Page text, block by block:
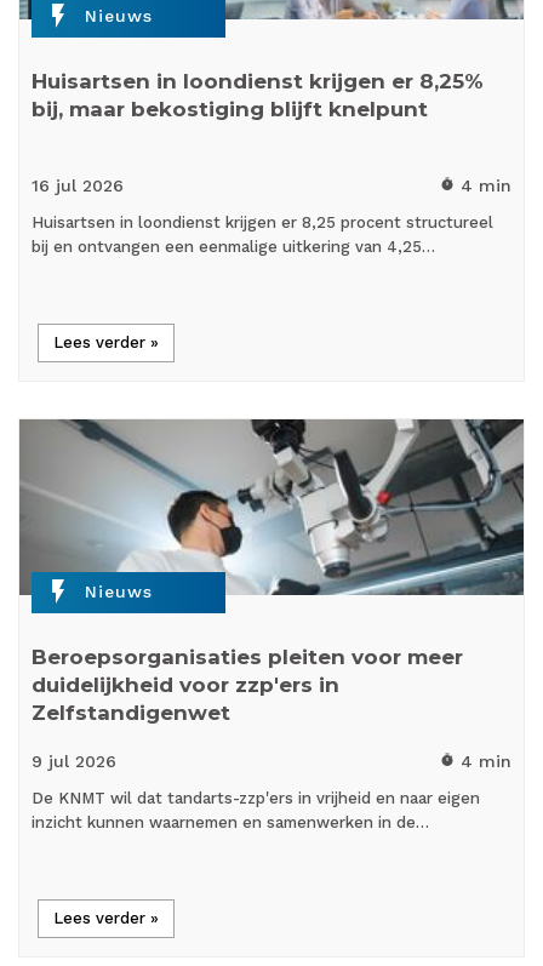
flash_on Nieuws
Huisartsen in loondienst krijgen er 8,25%
bij, maar bekostiging blijft knelpunt
16 jul 2026 timer 4 min
Huisartsen in loondienst krijgen er 8,25 procent structureel
bij en ontvangen een eenmalige uitkering van 4,25…
Lees verder »
flash_on Nieuws
Beroepsorganisaties pleiten voor meer
duidelijkheid voor zzp'ers in
Zelfstandigenwet
9 jul 2026 timer 4 min
De KNMT wil dat tandarts-zzp'ers in vrijheid en naar eigen
inzicht kunnen waarnemen en samenwerken in de…
Lees verder »